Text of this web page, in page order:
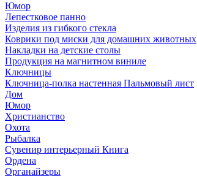
Юмор
Лепестковое панно
Изделия из гибкого стекла
Коврики под миски для домашних животных
Накладки на детские столы
Продукция на магнитном виниле
Ключницы
Ключница-полка настенная Пальмовый лист
Дом
Юмор
Христианство
Охота
Рыбалка
Сувенир интерьерный Книга
Ордена
Органайзеры